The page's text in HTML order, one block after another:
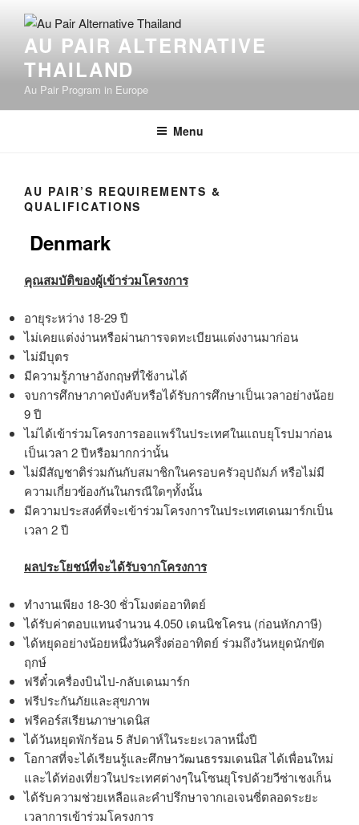
contentAU PAIR ALTERNATIVE
THAILAND
Au Pair Program in Europe
Menu
AU PAIR’S REQUIREMENTS &
QUALIFICATIONS
Denmark
คุณสมบัติของผู้เข้าร่วมโครงการ
อายุระหว่าง 18-29 ปี
ไม่เคยแต่งง่านหรือผ่านการจดทะเบียนแต่งงานมาก่อน
ไม่มีบุตร
มีความรู้ภาษาอังกฤษที่ใช้งานได้
จบการศึกษาภาคบังคับหรือได้รับการศึกษาเป็นเวลาอย่างน้อย
9 ปี
ไม่ได้เข้าร่วมโครงการออแพร์ในประเทศในแถบยุโรปมาก่อน
เป็นเวลา 2 ปีหรือมากกว่านั้น
ไม่มีสัญชาติร่วมกันกับสมาชิกในครอบครัวอุปถัมภ์ หรือไม่มี
ความเกี่ยวข้องกันในกรณีใดๆทั้งนั้น
มีความประสงค์ที่จะเข้าร่วมโครงการในประเทศเดนมาร์กเป็น
เวลา 2 ปี
ผลประโยชน์ที่จะได้รับจากโครงการ
ทำงานเพียง 18-30 ชั่วโมงต่ออาทิตย์
ได้รับค่าตอบแทนจำนวน 4.050 เดนนิชโครน (ก่อนหักภาษี)
ได้หยุดอย่างน้อยหนึ่งวันครึ่งต่ออาทิตย์ ร่วมถึงวันหยุดนักขัต
ฤกษ์
ฟรีตั๋วเครื่องบินไป-กลับเดนมาร์ก
ฟรีประกันภัยและสุขภาพ
ฟรีคอร์สเรียนภาษาเดนิส
ได้วันหยุดพักร้อน 5 สัปดาห์ในระยะเวลาหนึ่งปี
โอกาสที่จะได้เรียนรู้และศึกษาวัฒนธรรมเดนนิส ได้เพื่อนใหม่
และได้ท่องเที่ยวในประเทศต่างๆในโซนยุโรปด้วยวีซ่าเชงเก็น
ได้รับความช่วยเหลือและคำปรึกษาจากเอเจนซี่ตลอดระยะ
เวลาการเข้าร่วมโครงการ